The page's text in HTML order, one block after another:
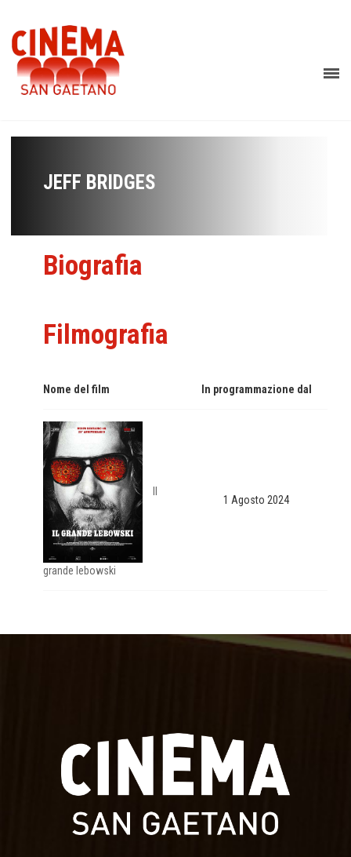
JEFF BRIDGES
Biografia
Filmografia
Nome del film In programmazione dal
grande lebowski
1 Agosto 2024